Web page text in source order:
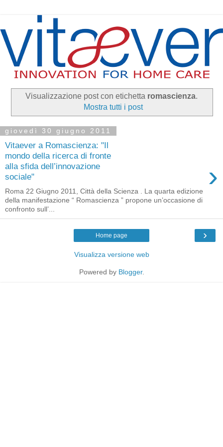
Visualizzazione post con etichetta romascienza.
Mostra tutti i post
giovedì 30 giugno 2011
Vitaever a Romascienza: "Il
mondo della ricerca di fronte
alla sfida dell’innovazione
sociale"
›
Roma 22 Giugno 2011, Città della Scienza . La quarta edizione
della manifestazione “ Romascienza ” propone un’occasione di
confronto sull’...
›
Home page
Visualizza versione web
Powered by Blogger.